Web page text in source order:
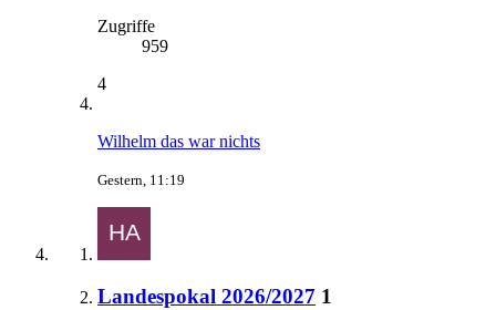
Zugriffe
959
4
Wilhelm das war nichts
Gestern, 11:19
Landespokal 2026/2027 1